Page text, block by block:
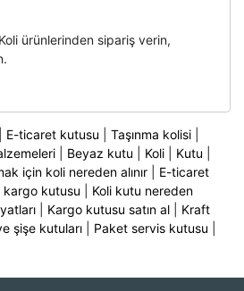
ürünlerinden sipariş verin,
E-ticaret kutusu Taşınma kolisi|
| Beyaz kutu Koli| Kutu
için koli nereden alınır| E-ticaret
kutusu
Koli kutu nereden
| Kargo kutusu satın al| Kraft
şişe kutuları| Paket servis kutusu